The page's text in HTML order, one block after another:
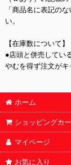
「商品名に表記の
い。
【在庫数について】
●店頭と併売してい
やむを得ず注文がキ
ホーム
ショッピングカ
マイページ
お気に入り